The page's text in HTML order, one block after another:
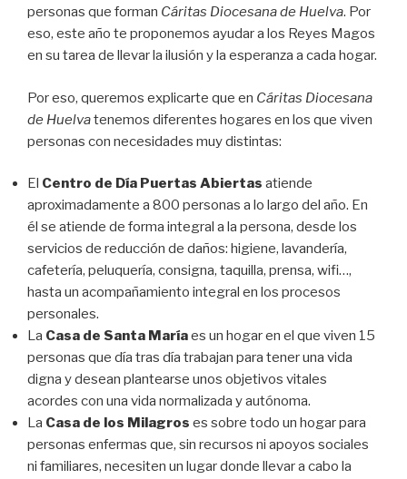
personas que forman Cáritas Diocesana de Huelva. Por
eso, este año te proponemos ayudar a los Reyes Magos
en su tarea de llevar la ilusión y la esperanza a cada hogar.
Por eso, queremos explicarte que en Cáritas Diocesana
de Huelvatenemos diferentes hogares en los que viven
personas con necesidades muy distintas:
El Centro de Día Puertas Abiertas atiende
aproximadamente a 800 personas a lo largo del año. En
él se atiende de forma integral a la persona, desde los
servicios de reducción de daños: higiene, lavandería,
cafetería, peluquería, consigna, taquilla, prensa, wifi…,
hasta un acompañamiento integral en los procesos
personales.
La Casa de Santa Maríaes un hogar en el que viven 15
personas que día tras día trabajan para tener una vida
digna y desean plantearse unos objetivos vitales
acordes con una vida normalizada y autónoma.
La Casa de los Milagros es sobre todo un hogar para
personas enfermas que, sin recursos ni apoyos sociales
ni familiares, necesiten un lugar donde llevar a cabo la